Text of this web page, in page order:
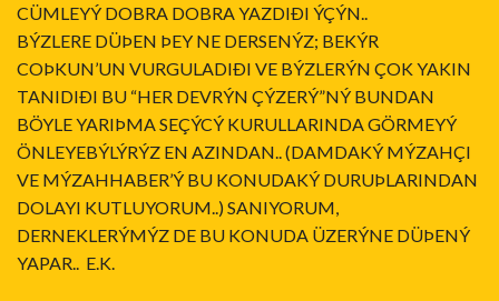
CÜMLEYÝ DOBRA DOBRA YAZDIÐI ÝÇÝN..
BÝZLERE DÜÞEN ÞEY NE DERSENÝZ; BEKÝR
COÞKUN’UN VURGULADIÐI VE BÝZLERÝN ÇOK YAKIN
TANIDIÐI BU “HER DEVRÝN ÇÝZERÝ”NÝ BUNDAN
BÖYLE YARIÞMA SEÇÝCÝ KURULLARINDA GÖRMEYÝ
ÖNLEYEBÝLÝRÝZ EN AZINDAN.. (DAMDAKÝ MÝZAHÇI
VE MÝZAHHABER’Ý BU KONUDAKÝ DURUÞLARINDAN
DOLAYI KUTLUYORUM..) SANIYORUM,
DERNEKLERÝMÝZ DE BU KONUDA ÜZERÝNE DÜÞENÝ
YAPAR.. E.K.